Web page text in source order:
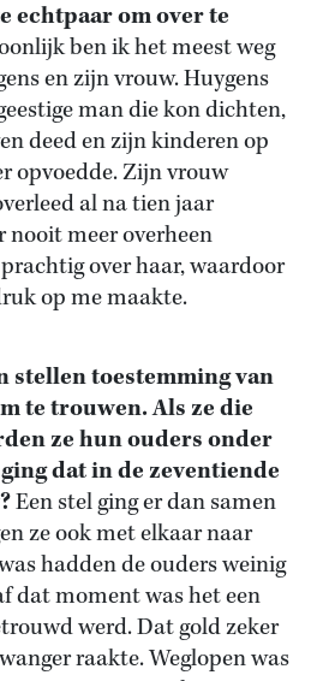
echtpaar om over te
ben ik het meest weg
en zijn vrouw. Huygens
man die kon dichten,
deed en zijn kinderen op
opvoedde. Zijn vrouw
al na tien jaar
meer overheen
over haar, waardoor
op me maakte.
stellen toestemming van
te trouwen. Als ze die
ze hun ouders onder
dat in de zeventiende
Een stel ging er dan samen
ze ook met elkaar naar
hadden de ouders weinig
dat moment was het een
werd. Dat gold zeker
raakte. Weglopen was